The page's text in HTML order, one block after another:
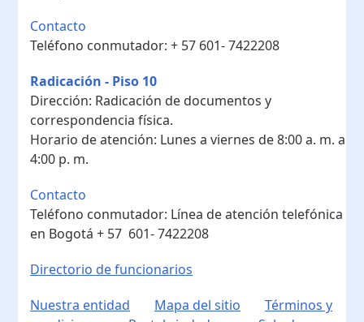
Contacto
Teléfono conmutador: + 57 601- 7422208
Radicación - Piso 10
Dirección: Radicación de documentos y
correspondencia física.
Horario de atención: Lunes a viernes de 8:00 a. m. a
4:00 p. m.
Contacto
Teléfono conmutador: Línea de atención telefónica
en Bogotá ​+ 57 601- 7422208
Directorio de funcionarios
Nuestra entidad
Mapa del sitio
Términos y